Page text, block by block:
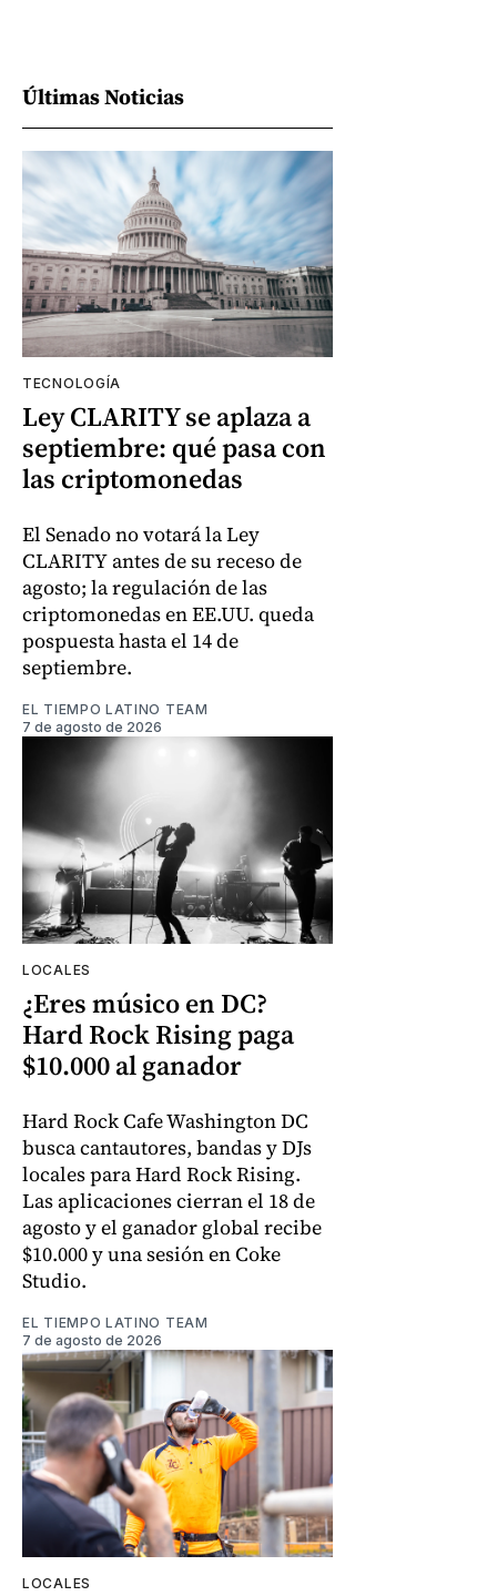
Últimas Noticias
TECNOLOGÍA
Ley CLARITY se aplaza a
septiembre: qué pasa con
las criptomonedas
El Senado no votará la Ley
CLARITY antes de su receso de
agosto; la regulación de las
criptomonedas en EE.UU. queda
pospuesta hasta el 14 de
septiembre.
EL TIEMPO LATINO TEAM
7 de agosto de 2026
LOCALES
¿Eres músico en DC?
Hard Rock Rising paga
$10.000 al ganador
Hard Rock Cafe Washington DC
busca cantautores, bandas y DJs
locales para Hard Rock Rising.
Las aplicaciones cierran el 18 de
agosto y el ganador global recibe
$10.000 y una sesión en Coke
Studio.
EL TIEMPO LATINO TEAM
7 de agosto de 2026
LOCALES